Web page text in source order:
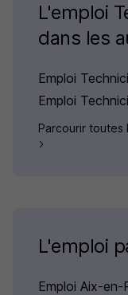
L'emploi
dans les
Emploi
Emploi
Parcourir
L'emploi
Emploi Aix-en-